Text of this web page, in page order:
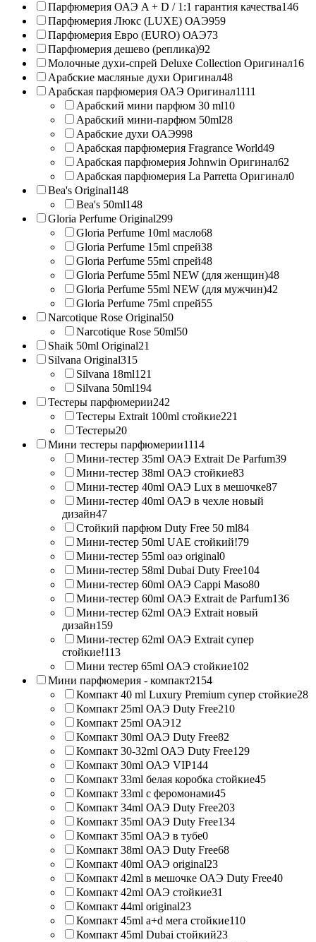
Парфюмерия ОАЭ A + D / 1:1 гарантия качества146
Парфюмерия Люкс (LUXE) ОАЭ959
Парфюмерия Евро (EURO) ОАЭ73
Парфюмерия дешево (реплика)92
Молочные духи-спрей Deluxe Collection Оригинал16
Арабские масляные духи Оригинал48
Арабская парфюмерия ОАЭ Оригинал1111
Арабский мини парфюм 30 ml10
Арабский мини-парфюм 50ml28
Арабские духи ОАЭ998
Арабская парфюмерия Fragrance World49
Арабская парфюмерия Johnwin Оригинал62
Арабская парфюмерия La Parretta Оригинал0
Bea's Original148
Bea's 50ml148
Gloria Perfume Original299
Gloria Perfume 10ml масло68
Gloria Perfume 15ml спрей38
Gloria Perfume 55ml спрей48
Gloria Perfume 55ml NEW (для женщин)48
Gloria Perfume 55ml NEW (для мужчин)42
Gloria Perfume 75ml спрей55
Narcotique Rose Original50
Narcotique Rose 50ml50
Shaik 50ml Original21
Silvana Original315
Silvana 18ml121
Silvana 50ml194
Тестеры парфюмерии242
Тестеры Extrait 100ml стойкие221
Тестеры20
Мини тестеры парфюмерии1114
Мини-тестер 35ml ОАЭ Extrait De Parfum39
Мини-тестер 38ml ОАЭ стойкие83
Мини-тестер 40ml ОАЭ Lux в мешочке87
Мини-тестер 40ml ОАЭ в чехле новый
дизайн47
Стойкий парфюм Duty Free 50 ml84
Мини-тестер 50ml UAE стойкий!79
Мини-тестер 55ml оаэ original0
Мини-тестер 58ml Dubai Duty Free104
Мини-тестер 60ml ОАЭ Cappi Maso80
Мини-тестер 60ml ОАЭ Extrait de Parfum136
Мини-тестер 62ml ОАЭ Extrait новый
дизайн159
Мини-тестер 62ml ОАЭ Extrait супер
стойкие!113
Мини тестер 65ml ОАЭ стойкие102
Мини парфюмерия - компакт2154
Компакт 40 ml Luxury Premium супер стойкие28
Компакт 25ml ОАЭ Duty Free210
Компакт 25ml ОАЭ12
Компакт 30ml ОАЭ Duty Free82
Компакт 30-32ml ОАЭ Duty Free129
Компакт 30ml ОАЭ VIP144
Компакт 33ml белая коробка стойкие45
Компакт 33ml с феромонами45
Компакт 34ml ОАЭ Duty Free203
Компакт 35ml ОАЭ Duty Free134
Компакт 35ml ОАЭ в тубе0
Компакт 38ml ОАЭ Duty Free68
Компакт 40ml ОАЭ original23
Компакт 42ml в мешочке ОАЭ Duty Free40
Компакт 42ml ОАЭ стойкие31
Компакт 44ml original23
Компакт 45ml a+d мега стойкие110
Компакт 45ml Dubai стойкий23